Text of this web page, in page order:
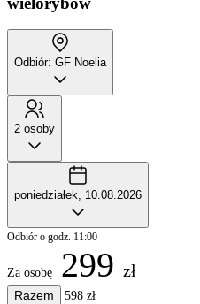
Odbiór: GF Noelia
2 osoby
poniedziałek, 10.08.2026
Odbiór o godz. 11:00
Za osobę 299 zł
Razem 598 zł